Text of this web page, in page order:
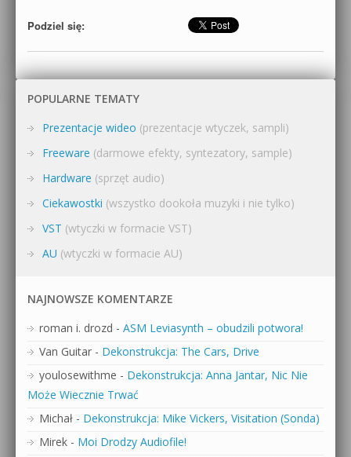
Podziel się:
POPULARNE TEMATY
Prezentacje wideo (prezentacje wtyczek, sampli)
Freeware (darmowe efekty, syntezatory, sample)
Hardware (sprzęt audio)
Ciekawostki (wszystko dookoła muzyki i nie tylko)
VST (wtyczki w formacie VST)
AU (wtyczki w formacie AU)
NAJNOWSZE KOMENTARZE
roman i. drozd - ASM Leviasynth – obudzili potwora!
Van Guitar - Dekonstrukcja: The Cars, Drive
youlosewithme - Dekonstrukcja: Anna Jantar, Nic Nie
Może Wiecznie Trwać
Michał - Dekonstrukcja: Mike Vickers, Visitation (Sonda)
Mirek - Moi Drodzy Audiofile!